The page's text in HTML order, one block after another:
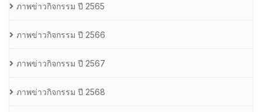
ภาพข่าวกิจกรรม ปี 2565
ภาพข่าวกิจกรรม ปี 2566
ภาพข่าวกิจกรรม ปี 2567
ภาพข่าวกิจกรรม ปี 2568